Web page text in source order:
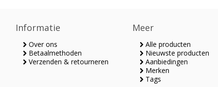
Informatie
Over ons
Betaalmethoden
Verzenden & retourneren
Meer
Alle producten
Nieuwste producten
Aanbiedingen
Merken
Tags